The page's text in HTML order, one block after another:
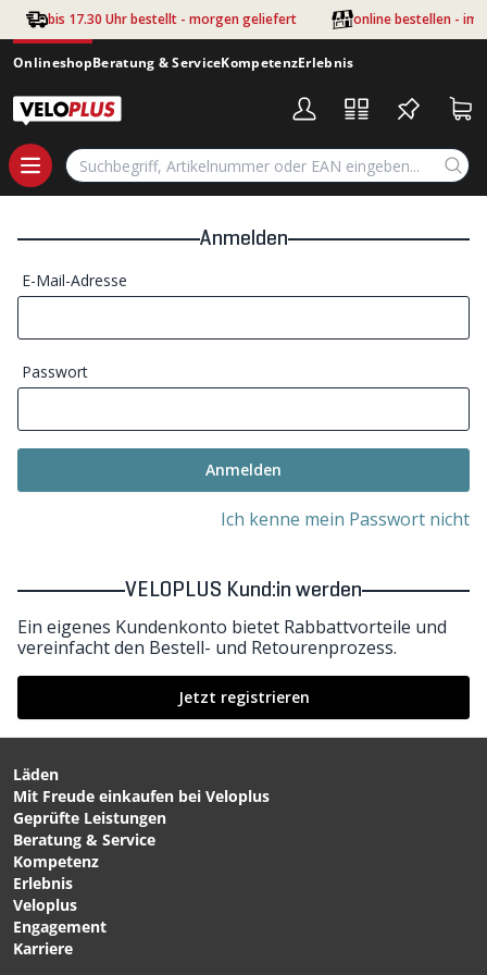
Zum Hauptinhalt springen
bis 17.30 Uhr bestellt - morgen geliefert online bestellen - im
OnlineshopBeratung & ServiceKompetenzErlebnis
Anmelden
E-Mail-Adresse
Passwort
Anmelden
Ich kenne mein Passwort nicht
VELOPLUS Kund:in werden
Ein eigenes Kundenkonto bietet Rabbattvorteile und
vereinfacht den Bestell- und Retourenprozess.
Jetzt registrieren
Läden
Mit Freude einkaufen bei Veloplus
Geprüfte Leistungen
Beratung & Service
Kompetenz
Erlebnis
Veloplus
Engagement
Karriere